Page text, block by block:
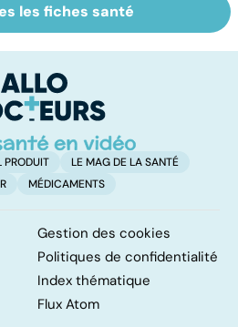
Dérèglement
hormonal : et si
surrénales ?
les fiches santé
PRODUIT
LE MAG DE LA SANTÉ
MÉDICAMENTS
Gestion des cookies
Politiques de confidentialité
Index thématique
Flux Atom